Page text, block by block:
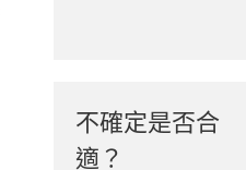
不確定是否合
適？